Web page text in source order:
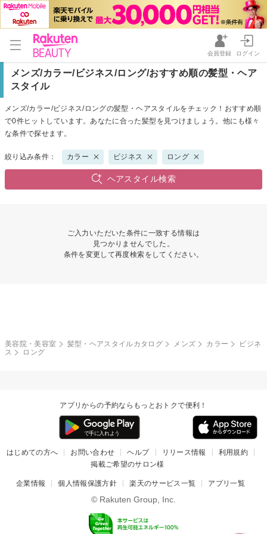
会員登録 ログイン
メンズ/カラー/ビジネス/ロング/おすすめ順の髪型・ヘア
スタイル
メンズ/カラー/ビジネス/ロングの髪型・ヘアスタイルをチェック！おすすめ順
で0件ヒットしています。あなたに合った髪型を見つけましょう。他にも様々
な条件で探せます。
絞り込み条件： カラー ビジネス ロング
ヘアスタイル検索
ご入力いただいた条件に一致する情報は
見つかりませんでした。
条件を変更して再度検索をしてください。
美容院・美容室 髪型・ヘアスタイルカタログ メンズ カラー
ビジネ
ス
ロング
アプリからの予約ならもっとおトクで便利！
はじめての方へ お問い合わせ ヘルプ リリース情報
利用規約
掲載ご希望のサロン様
企業情報 個人情報保護方針 楽天のサービス一覧 アプリ一覧
© Rakuten Group, Inc.